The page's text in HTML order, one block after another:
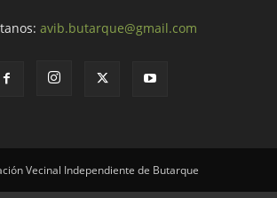
avib.butarque@gmail.com
Vecinal Independiente de Butarque